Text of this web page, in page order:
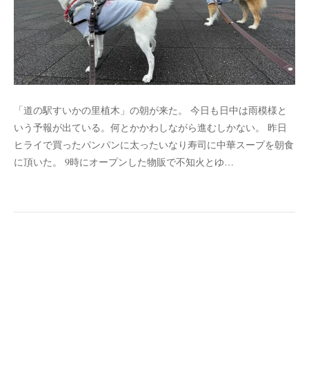
「道の駅すいかの里植木」の朝が来た。 今日も日中は雨模様と
いう予報が出ている。何とかかわしながら進むしかない。 昨日
ヒライで買ったパンパンに太ったいなり寿司に中華スープを朝食
に頂いた。 9時にオープンした物販で不知火とゆ…